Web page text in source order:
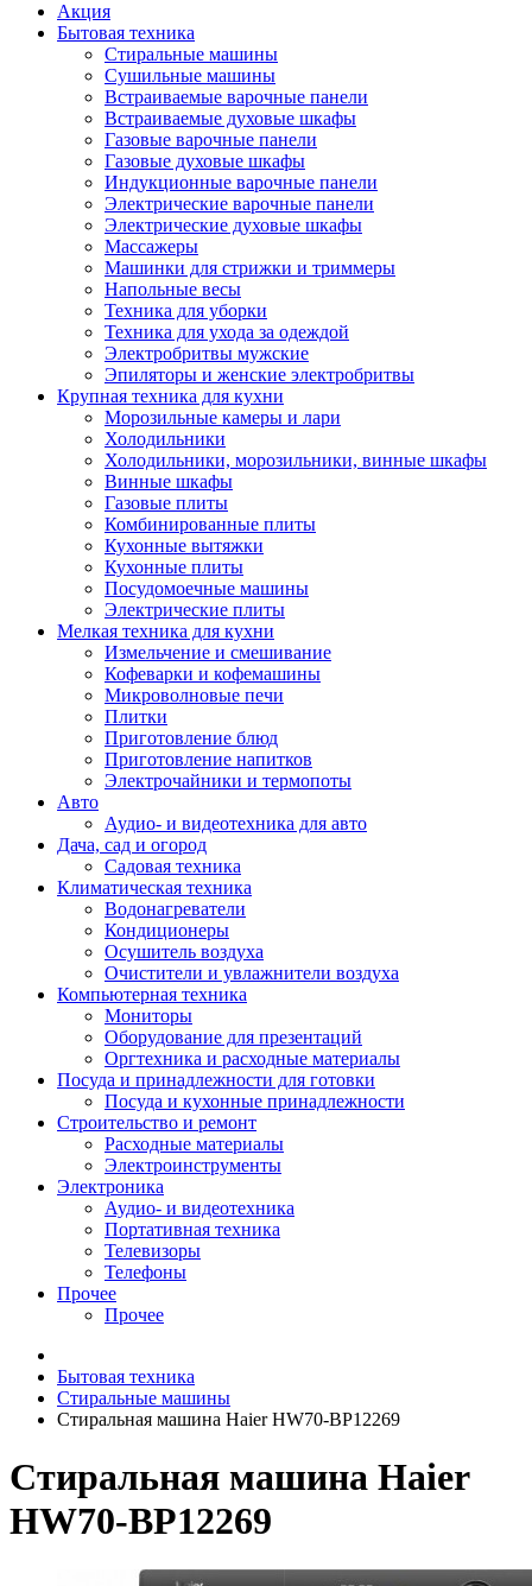
Акция
Бытовая техника
Стиральные машины
Сушильные машины
Встраиваемые варочные панели
Встраиваемые духовые шкафы
Газовые варочные панели
Газовые духовые шкафы
Индукционные варочные панели
Электрические варочные панели
Электрические духовые шкафы
Массажеры
Машинки для стрижки и триммеры
Напольные весы
Техника для уборки
Техника для ухода за одеждой
Электробритвы мужские
Эпиляторы и женские электробритвы
Крупная техника для кухни
Морозильные камеры и лари
Холодильники
Холодильники, морозильники, винные шкафы
Винные шкафы
Газовые плиты
Комбинированные плиты
Кухонные вытяжки
Кухонные плиты
Посудомоечные машины
Электрические плиты
Мелкая техника для кухни
Измельчение и смешивание
Кофеварки и кофемашины
Микроволновые печи
Плитки
Приготовление блюд
Приготовление напитков
Электрочайники и термопоты
Авто
Аудио- и видеотехника для авто
Дача, сад и огород
Садовая техника
Климатическая техника
Водонагреватели
Кондиционеры
Осушитель воздуха
Очистители и увлажнители воздуха
Компьютерная техника
Мониторы
Оборудование для презентаций
Оргтехника и расходные материалы
Посуда и принадлежности для готовки
Посуда и кухонные принадлежности
Строительство и ремонт
Расходные материалы
Электроинструменты
Электроника
Аудио- и видеотехника
Портативная техника
Телевизоры
Телефоны
Прочее
Прочее
Бытовая техника
Стиральные машины
Стиральная машина Haier HW70-BP12269
Стиральная машина Haier
HW70-BP12269